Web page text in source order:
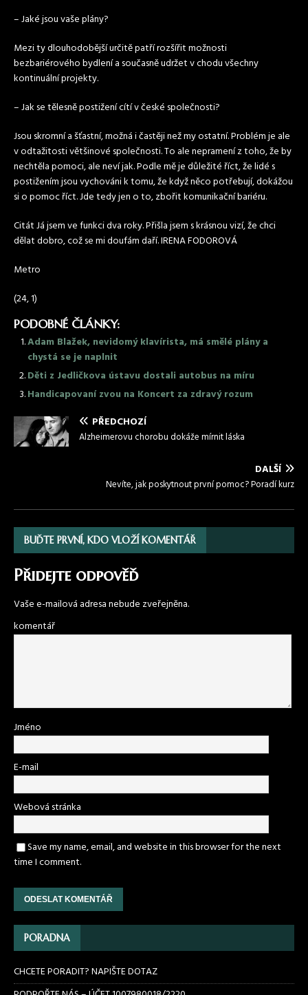
– Jaké jsou vaše plány?
Mezi ty dlouhodobější určitě patří rozšířit možnosti
bezbariérového bydlení a současně udržet v chodu všechny
kontinuální projekty.
– Jak se tělesně postižení cítí v české společnosti?
Jsou skromní a šťastní, možná i častěji než my ostatní. Problém je ale
v odtažitosti většinové společnosti. To ale nepramení z toho, že by
nechtěla pomoci, ale neví jak. Podle mě je důležité říct, že lidé s
postižením jsou vychováni k tomu, že když něco potřebují, dokážou
si o pomoc říct. Jde tedy jen o to, zbořit komunikační bariéru.
Citát Já jsem ve funkci dva roky. Přišla jsem s krásnou vizí, že chci
dělat dobro, což se mi doufám daří. IRENA FODOROVÁ
Metro
(24, 1)
PODOBNÉ ČLÁNKY:
Adam Blažek, nevidomý klavírista, má smělé plány a
chystá se je naplnit
Děti z Jedličkova ústavu dostali autobus na míru
Handicapovaní zvou na Koncert za zdravý rozum
PŘEDCHOZÍ
Alzheimerovu chorobu dokáže mírnit láska
DALŠÍ
Nevíte, jak poskytnout první pomoc? Poradí kurz
BUĎTE PRVNÍ, KDO VLOŽÍ KOMENTÁŘ
Přidejte odpověď
Vaše e-mailová adresa nebude zveřejněna.
komentář
Jméno
E-mail
Webová stránka
Save my name, email, and website in this browser for the next
time I comment.
PORADNA
CHCETE PORADIT? NAPIŠTE DOTAZ